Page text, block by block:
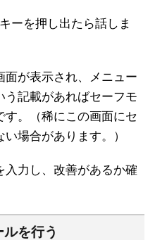
ーを押し出たら話しま
が表示され、メニュー
記載があればセーフモ
す。（稀にこの画面にセ
場合があります。）
力し、改善があるか確
を行う